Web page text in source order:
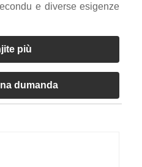
e diverse esigenze
più
dumanda